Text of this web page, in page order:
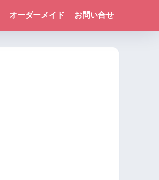
オーダーメイド お問い合せ